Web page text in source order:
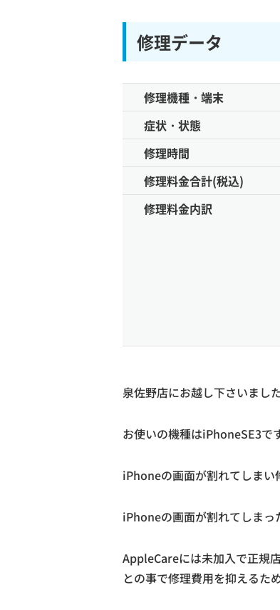
修理データ
修理機種・端末
症状・状態
修理時間
修理料金合計(税込)
修理料金内訳
泉佐野店にお越し下さいまし
お使いの機種はiPhoneSE3で
iPhoneの画面が割れてしまい
iPhoneの画面が割れてしまっ
AppleCareには未加入で正規
との事で修理費用を抑えるた